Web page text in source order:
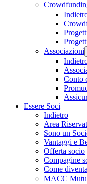
Associazioni
Conto
Essere Soci
Indietro
Area
Sono un
Vantaggi e
Offerta socio
Compagine
Come
MACC